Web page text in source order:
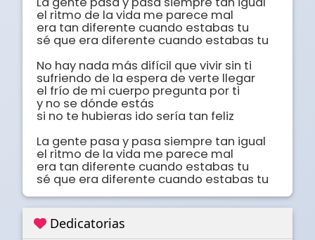
el ritmo de la vida me parece mal
era tan diferente cuando estabas tu
sé que era diferente cuando estabas tu
No hay nada más difícil que vivir sin ti
sufriendo de la espera de verte llegar
el frío de mi cuerpo pregunta por ti
y no se dónde estás
si no te hubieras ido sería tan feliz
La gente pasa y pasa siempre tan igual
el ritmo de la vida me parece mal
era tan diferente cuando estabas tu
sé que era diferente cuando estabas tu
Dedicatorias